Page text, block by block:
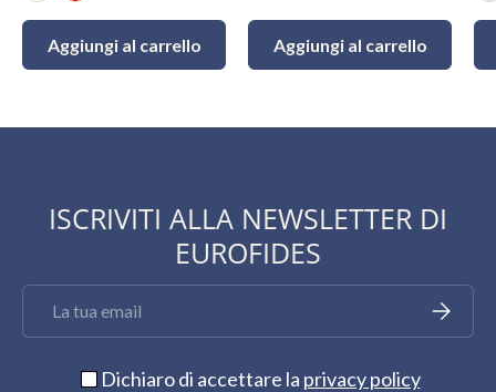
AvorioRosso
Aggiungi al carrello Aggiungi al carrello
ISCRIVITI ALLA NEWSLETTER DI
EUROFIDES
Iscriviti
Dichiaro di accettare la privacy policy